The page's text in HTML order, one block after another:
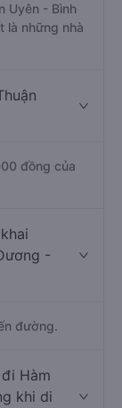
Uyên - Bình
là những nhà
đồng của
-
đường.
Hàm
khi di